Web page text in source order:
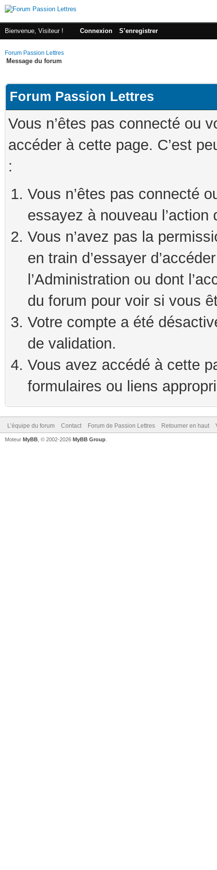
Bienvenue, Visiteur ! Connexion S’enregistrer
Forum Passion Lettres
Message du forum
Forum Passion Lettres
Vous n’êtes pas connecté ou
accéder à cette page. C’est
:
Vous n’êtes pas connecté
essayez à nouveau
Vous n’avez pas la
en train d’essayer
l’Administration ou dont
du forum pour voir si vous
Votre compte a été
de validation.
Vous avez accédé à cette
formulaires ou liens
L’équipe du forum Contact Forum de Passion Lettres Retourner en haut
Moteur MyBB , © 2002-2026 MyBB Group